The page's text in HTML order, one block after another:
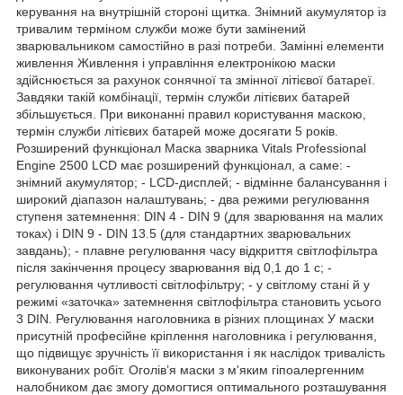
керування на внутрішній стороні щитка. Знімний акумулятор із
тривалим терміном служби може бути замінений
зварювальником самостійно в разі потреби. Замінні елементи
живлення Живлення і управління електронікою маски
здійснюється за рахунок сонячної та змінної літієвої батареї.
Завдяки такій комбінації, термін служби літієвих батарей
збільшується. При виконанні правил користування маскою,
термін служби літієвих батарей може досягати 5 років.
Розширений функціонал Маска зварника Vitals Professional
Engine 2500 LCD має розширений функціонал, а саме: -
знімний акумулятор; - LCD-дисплей; - відмінне балансування і
широкий діапазон налаштувань; - два режими регулювання
ступеня затемнення: DIN 4 - DIN 9 (для зварювання на малих
токах) і DIN 9 - DIN 13.5 (для стандартних зварювальних
завдань); - плавне регулювання часу відкриття світлофільтра
після закінчення процесу зварювання від 0,1 до 1 с; -
регулювання чутливості світлофільтру; - у світлому стані й у
режимі «заточка» затемнення світлофільтра становить усього
3 DIN. Регулювання наголовника в різних площинах У маски
присутній професійне кріплення наголовника і регулювання,
що підвищує зручність її використання і як наслідок тривалість
виконуваних робіт. Оголів’я маски з м'яким гіпоалергенним
налобником дає змогу домогтися оптимального розташування